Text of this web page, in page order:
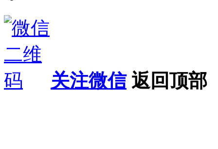
关注微信 返回顶部